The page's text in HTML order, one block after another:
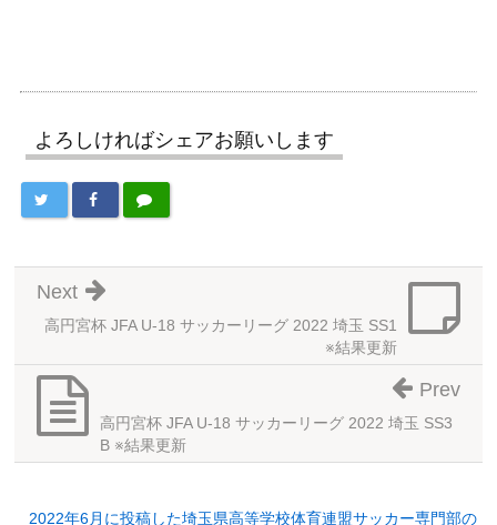
よろしければシェアお願いします
高円宮杯 JFA U-18 サッカーリーグ 2022 埼玉 SS1
※結果更新
Next
高円宮杯 JFA U-18 サッカーリーグ 2022 埼玉 SS3
B ※結果更新
Prev
2022年6月に投稿した埼玉県高等学校体育連盟サッカー専門部の